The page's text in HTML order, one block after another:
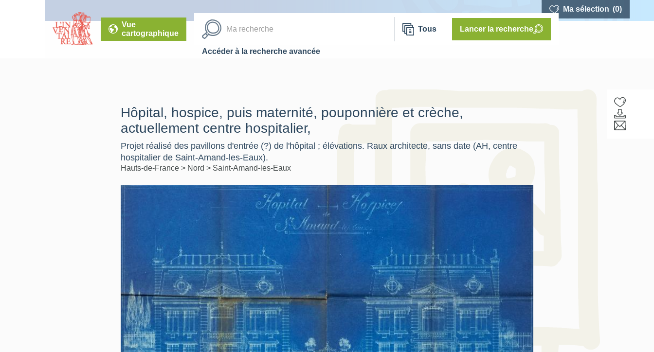
Ma sélection (0)
Vue
cartographique
Tous Lancer la recherche
Accéder à la recherche avancée
Hôpital, hospice, puis maternité, pouponnière et crèche,
actuellement centre hospitalier,
Projet réalisé des pavillons d'entrée (?) de l'hôpital ; élévations. Raux architecte, sans date (AH, centre
hospitalier de Saint-Amand-les-Eaux).
Hauts-de-France > Nord > Saint-Amand-les-Eaux